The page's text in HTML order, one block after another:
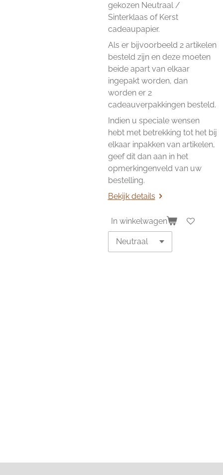
gekozen Neutraal /
Sinterklaas of Kerst
cadeaupapier.
Als er bijvoorbeeld 2 artikelen
besteld zijn en deze moeten
beide apart van elkaar
ingepakt worden, dan
worden er 2
cadeauverpakkingen besteld.
Indien u speciale wensen
hebt met betrekking tot het bij
elkaar inpakken van artikelen,
geef dit dan aan in het
opmerkingenveld van uw
bestelling.
Bekijk details
In winkelwagen